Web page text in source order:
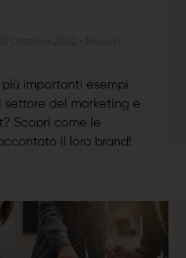
importanti esempi
settore del marketing e
Scopri come le
il loro brand!